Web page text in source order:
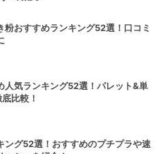
粉おすすめランキング52選！口コミ
人気ランキング52選！パレット&単
比較！
ング52選！おすすめのプチプラや速